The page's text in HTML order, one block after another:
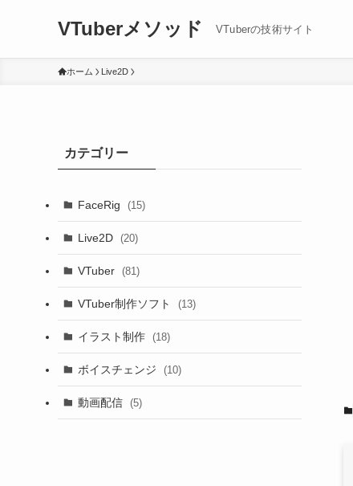
VTuberメソッド VTuberの技術サイト
ホーム Live2D
カテゴリー
FaceRig (15)
Live2D (20)
VTuber (81)
VTuber制作ソフト (13)
イラスト制作 (18)
ボイスチェンジ (10)
動画配信 (5)